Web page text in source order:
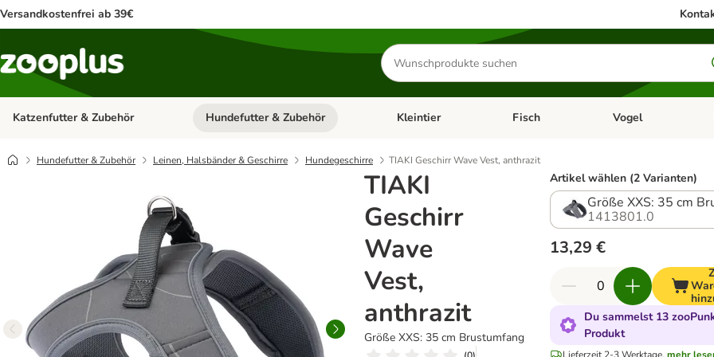
Versandkostenfrei ab 39€
Produkte
suchen
Katzenfutter & Zubehör Kategorie-Menü öffnen: Katzenfutter & Zubehör
Hundefutter & Zubehör Kategorie-Menü öffnen: Hundefutter & Zubehör
Kleintier Kategorie-Menü öffnen: Kleintier
Fisch Kategorie-Menü
Vogel
Hundefutter & Zubehör Leinen, Halsbänder & Geschirre Hundegeschirre TIAKI Geschirr Wave Vest, anthrazit
TIAKI
Geschirr
Wave
Vest,
anthrazit
Größe XXS: 35 cm Brustumfang
Artikel wählen (2 Varianten)
Größe XXS: 35 cm
1413801.0
13,29 €
Du sammelst 13
Produkt